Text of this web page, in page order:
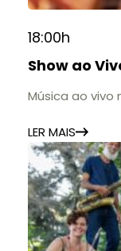
18:00h
Show ao
Música ao vivo
LER MAIS